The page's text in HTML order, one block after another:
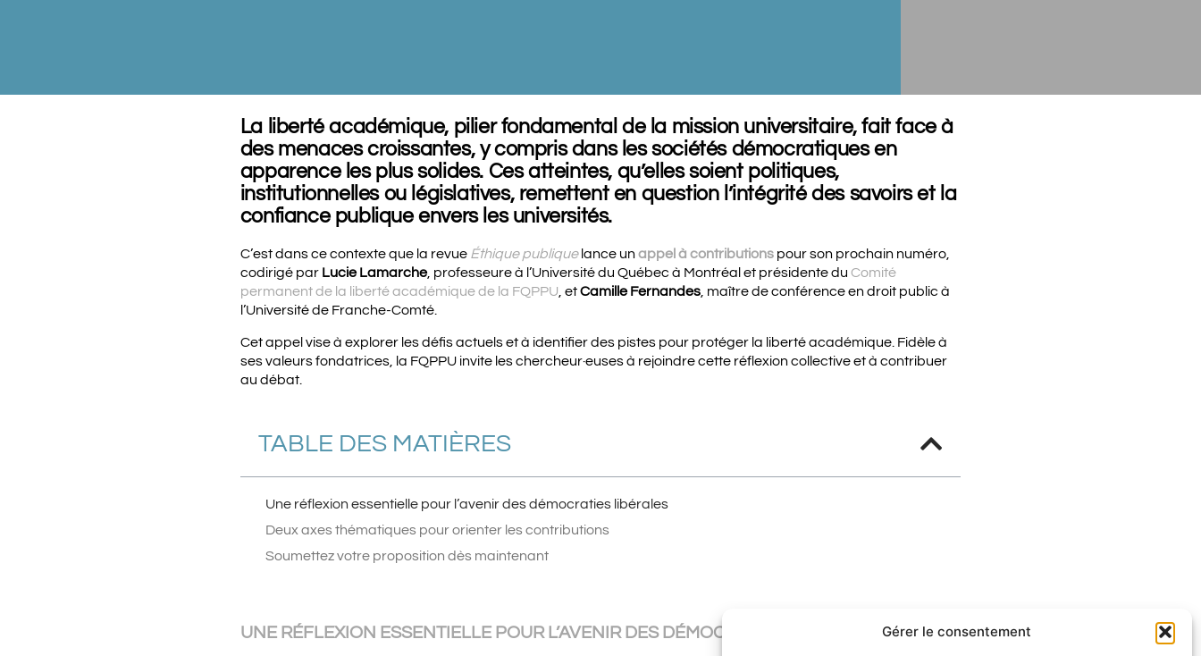
Gérer le consentement
La liberté académique, pilier fondamental de la mission universitaire, fait face à
des menaces croissantes, y compris dans les sociétés démocratiques en
apparence les plus solides. Ces atteintes, qu’elles soient politiques,
institutionnelles ou législatives, remettent en question l’intégrité des savoirs et la
confiance publique envers les universités.
C’est dans ce contexte que la revue Éthique publiquelance unappel à contributionspour son prochain numéro,
codirigé par Lucie Lamarche, professeure à l’Université du Québec à Montréal et présidente du Comité
permanent de la liberté académique de la FQPPU , etCamille Fernandes, maître de conférence en droit public à
l’Université de Franche-Comté.
Cet appel vise à explorer les défis actuels et à identifier des pistes pour protéger la liberté académique. Fidèle à
ses valeurs fondatrices, la FQPPU invite les chercheur·euses à rejoindre cette réflexion collective et à contribuer
au débat.
TABLE DES MATIÈRES
Une réflexion essentielle pour l’avenir des démocraties libérales
Deux axes thématiques pour orienter les contributions
Soumettez votre proposition dès maintenant
UNE RÉFLEXION ESSENTIELLE POUR L’AVENIR DES DÉMOCRATIES LIBÉRALES